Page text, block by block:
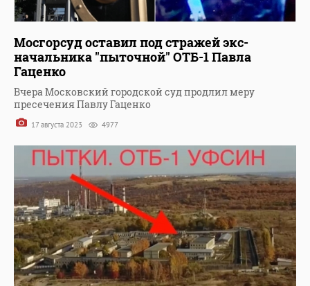
Мосгорсуд оставил под стражей экс-
начальника "пыточной" ОТБ-1 Павла
Гаценко
Вчера Московский городской суд продлил меру
пресечения Павлу Гаценко
17 августа 2023 4977